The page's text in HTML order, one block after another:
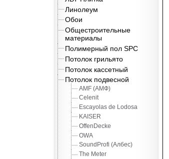
Линолеум
Обои
Общестроительные
материалы
Полимерный пол SPC
Потолок грильято
Потолок кассетный
Потолок подвесной
AMF (АМФ)
Celenit
Escayolas de Lodosa
KAISER
OffenDecke
OWA
SoundProfi (Албес)
The Meter